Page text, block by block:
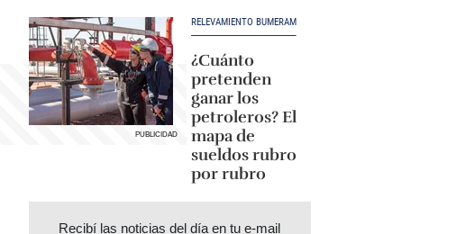
RELEVAMIENTO BUMERAM
¿Cuánto
pretenden
ganar los
petroleros? El
mapa de
sueldos rubro
por rubro
Recibí las noticias del día en tu e-mail